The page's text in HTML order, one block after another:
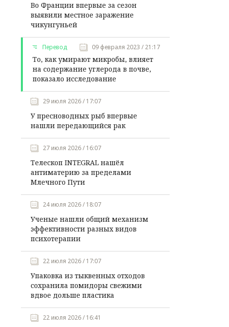
Во Франции впервые за сезон
выявили местное заражение
чикунгуньей
Перевод 09 февраля 2023 / 21:17
То, как умирают микробы, влияет
на содержание углерода в почве,
показало исследование
29 июля 2026 / 17:07
У пресноводных рыб впервые
нашли передающийся рак
27 июля 2026 / 16:07
Телескоп INTEGRAL нашёл
антиматерию за пределами
Млечного Пути
24 июля 2026 / 18:07
Ученые нашли общий механизм
эффективности разных видов
психотерапии
22 июля 2026 / 17:07
Упаковка из тыквенных отходов
сохранила помидоры свежими
вдвое дольше пластика
22 июля 2026 / 16:41